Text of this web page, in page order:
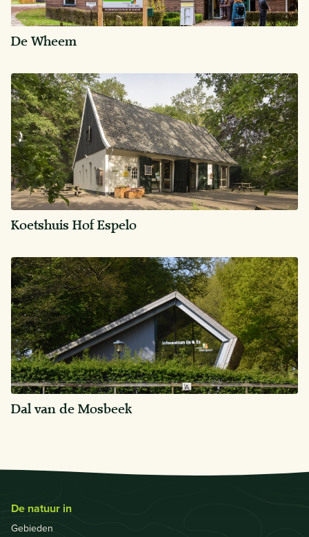
De Wheem
Koetshuis Hof Espelo
Dal van de Mosbeek
De natuur in
Gebieden